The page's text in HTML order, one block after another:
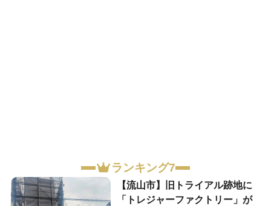
ランキング7
【流山市】旧トライアル跡地に
「トレジャーファクトリー」が